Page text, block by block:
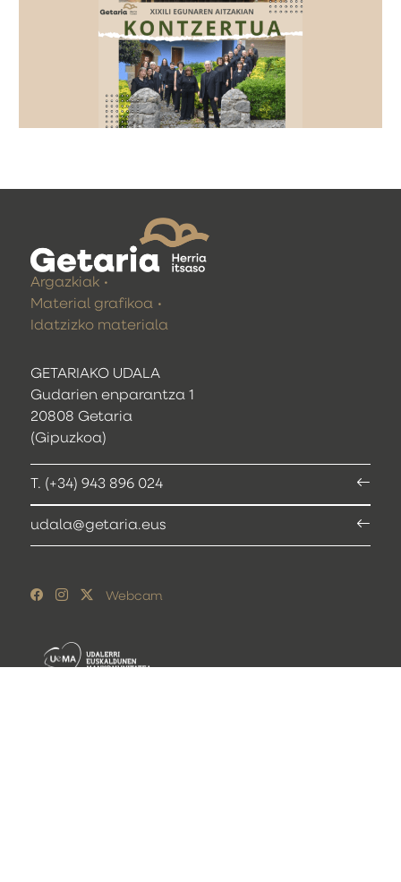
GETARIAKO UDALA
Gudarien enparantza 1
20808 Getaria
(Gipuzkoa)
T. (+34) 943 896 024
udala@getaria.eus
Argazkiak
Material grafikoa
Idatzizko materiala
Webcam